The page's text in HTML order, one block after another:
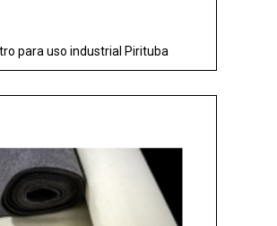
para uso industrial Pirituba